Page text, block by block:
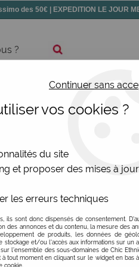
des 50€ | EXPEDITION LE JOUR
Bijoux
en interne par
de style vintage aux
une touche de
! Chez Circus Clothing,
Continuer sans
vos cookies ?
du site
et proposer des mises à
les erreurs techniques
ils sont donc dispensés de consentement.
des annonces et du contenu, la mesure des
de produits, les données de
et/ou l'accès aux informations sur un
l’ensemble des sous-domaines de Chic
tout moment en cliquant sur le widget en bas
cookie.